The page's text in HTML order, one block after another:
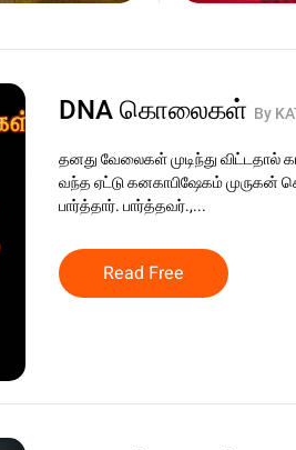
DNA கொலைகள் By
தனது வேலைகள் முடிந்து
வந்த ஏட்டு கனகாபிஷேகம் முருகன்
பார்த்தார். பார்த்தவர்.,...
Read Free